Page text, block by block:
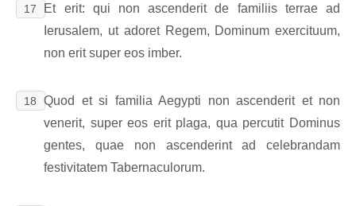
17
Et erit: qui non ascenderit de familiis terrae ad
Ierusalem, ut adoret Regem, Dominum exercituum,
non erit super eos imber.
18
Quod et si familia Aegypti non ascenderit et non
venerit, super eos erit plaga, qua percutit Dominus
gentes, quae non ascenderint ad celebrandam
festivitatem Tabernaculorum.